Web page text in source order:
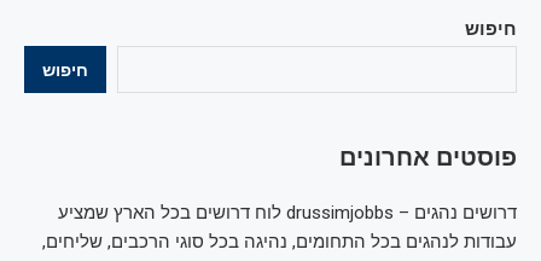
חיפוש
חיפוש
פוסטים אחרונים
דרושים נהגים – drussimjobbs לוח דרושים בכל הארץ שמציע
עבודות לנהגים בכל התחומים, נהיגה בכל סוגי הרכבים, שליחים,